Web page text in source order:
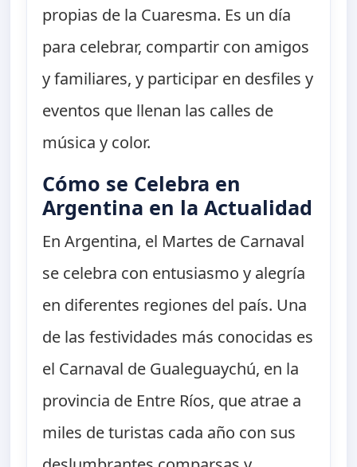
propias de la Cuaresma. Es un día
para celebrar, compartir con amigos
y familiares, y participar en desfiles y
eventos que llenan las calles de
música y color.
Cómo se Celebra en
Argentina en la Actualidad
En Argentina, el Martes de Carnaval
se celebra con entusiasmo y alegría
en diferentes regiones del país. Una
de las festividades más conocidas es
el Carnaval de Gualeguaychú, en la
provincia de Entre Ríos, que atrae a
miles de turistas cada año con sus